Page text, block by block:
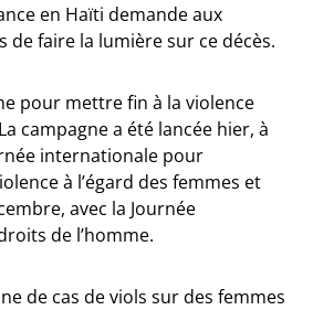
en Haïti demande aux
faire la lumière sur ce décès.
pour mettre fin à la violence
campagne a été lancée hier, à
internationale pour
à l’égard des femmes et
avec la Journée
de l’homme.
de cas de viols sur des femmes